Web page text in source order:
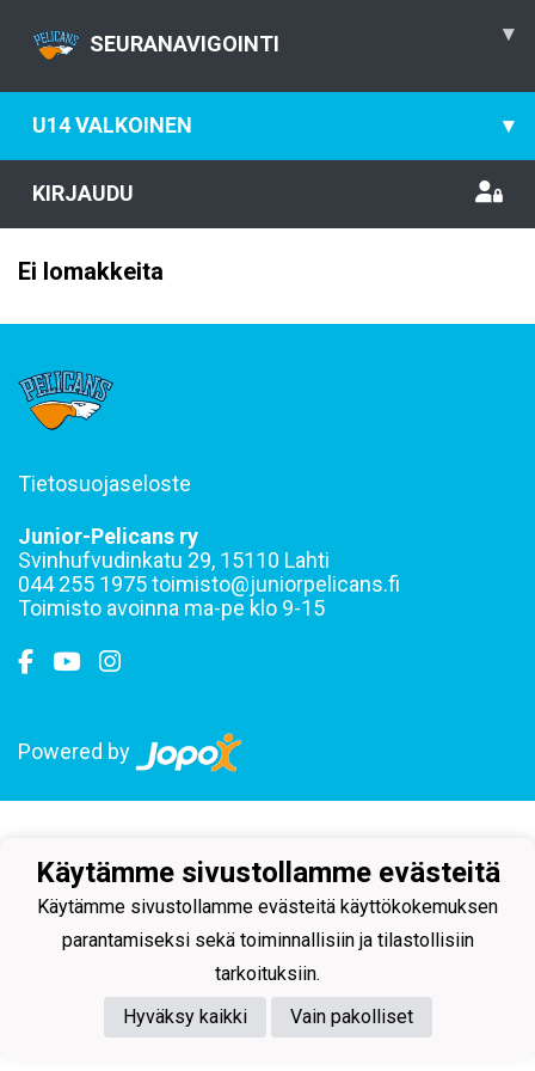
SEURANAVIGOINTI ▾
U14 VALKOINEN ▾
KIRJAUDU
Ei lomakkeita
Tietosuojaseloste
Junior-Pelicans ry
Svinhufvudinkatu 29, 15110 Lahti
044 255 1975 toimisto@juniorpelicans.fi
Toimisto avoinna ma-pe klo 9-15
Powered by
Käytämme sivustollamme evästeitä
Käytämme sivustollamme evästeitä käyttökokemuksen
parantamiseksi sekä toiminnallisiin ja tilastollisiin
tarkoituksiin.
Hyväksy kaikki
Vain pakolliset